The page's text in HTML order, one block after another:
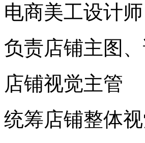
电商美工设计师
负责店铺主图
店铺视觉主管
统筹店铺整体